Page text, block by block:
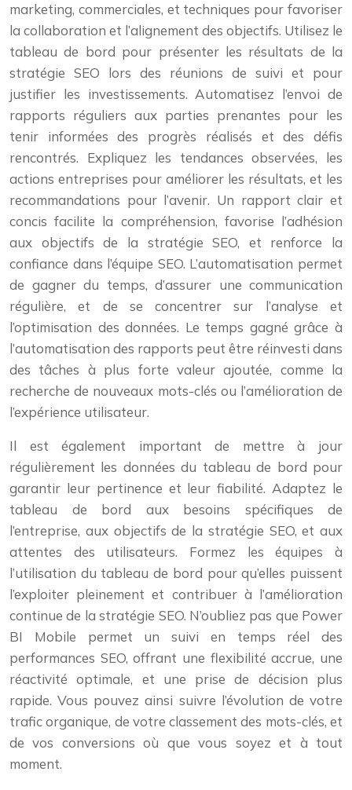
marketing, commerciales, et techniques pour favoriser
la collaboration et l’alignement des objectifs. Utilisez le
tableau de bord pour présenter les résultats de la
stratégie SEO lors des réunions de suivi et pour
justifier les investissements. Automatisez l’envoi de
rapports réguliers aux parties prenantes pour les
tenir informées des progrès réalisés et des défis
rencontrés. Expliquez les tendances observées, les
actions entreprises pour améliorer les résultats, et les
recommandations pour l’avenir. Un rapport clair et
concis facilite la compréhension, favorise l’adhésion
aux objectifs de la stratégie SEO, et renforce la
confiance dans l’équipe SEO. L’automatisation permet
de gagner du temps, d’assurer une communication
régulière, et de se concentrer sur l’analyse et
l’optimisation des données. Le temps gagné grâce à
l’automatisation des rapports peut être réinvesti dans
des tâches à plus forte valeur ajoutée, comme la
recherche de nouveaux mots-clés ou l’amélioration de
l’expérience utilisateur.
Il est également important de mettre à jour
régulièrement les données du tableau de bord pour
garantir leur pertinence et leur fiabilité. Adaptez le
tableau de bord aux besoins spécifiques de
l’entreprise, aux objectifs de la stratégie SEO, et aux
attentes des utilisateurs. Formez les équipes à
l’utilisation du tableau de bord pour qu’elles puissent
l’exploiter pleinement et contribuer à l’amélioration
continue de la stratégie SEO. N’oubliez pas que Power
BI Mobile permet un suivi en temps réel des
performances SEO, offrant une flexibilité accrue, une
réactivité optimale, et une prise de décision plus
rapide. Vous pouvez ainsi suivre l’évolution de votre
trafic organique, de votre classement des mots-clés, et
de vos conversions où que vous soyez et à tout
moment.